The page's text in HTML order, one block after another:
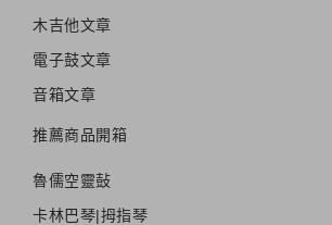
木吉他文章
電子鼓文章
音箱文章
推薦商品開箱
魯儒空靈鼔
卡林巴琴|拇指琴